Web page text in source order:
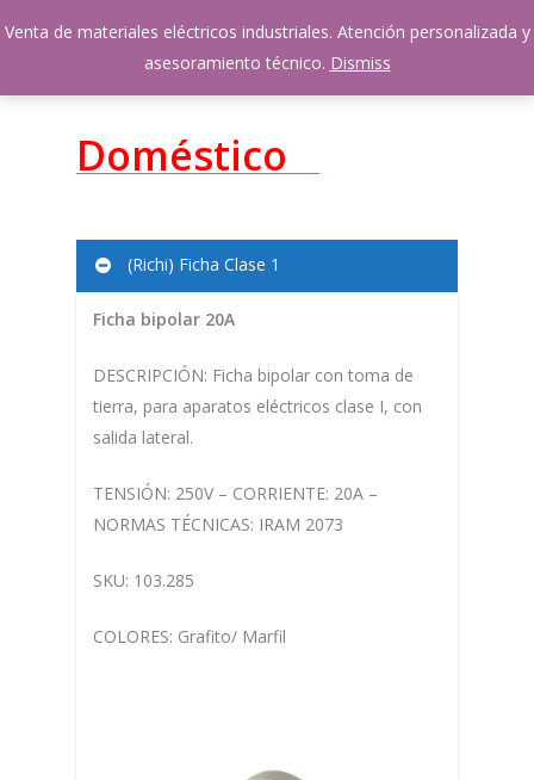
to
account
Menu
Doméstico
(Richi) Ficha Clase 1
Ficha bipolar 20A
DESCRIPCIÓN: Ficha bipolar con toma de
tierra, para aparatos eléctricos clase I, con
salida lateral.
TENSIÓN: 250V – CORRIENTE: 20A –
NORMAS TÉCNICAS: IRAM 2073
SKU: 103.285
COLORES: Grafito/ Marfil
Venta de materiales eléctricos industriales. Atención personalizada y
asesoramiento técnico. Dismiss